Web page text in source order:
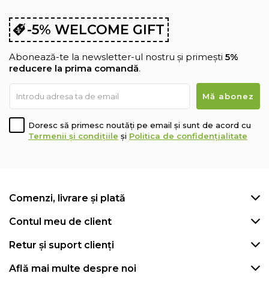
-5% WELCOME GIFT
Abonează-te la newsletter-ul nostru și primești 5%
reducere la prima comandă.
Doresc să primesc noutăți pe email și sunt de acord cu
Termenii și condițiile și Politica de confidențialitate
Comenzi, livrare și plată
Contul meu de client
Retur și suport clienți
Află mai multe despre noi